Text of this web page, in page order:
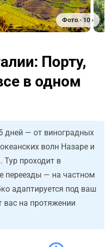
Фото · 10 ›
Порту,
в одном
дней — от виноградных
волн Назаре и
Тур проходит в
переезды — на частном
адаптируется под ваш
вас на протяжении